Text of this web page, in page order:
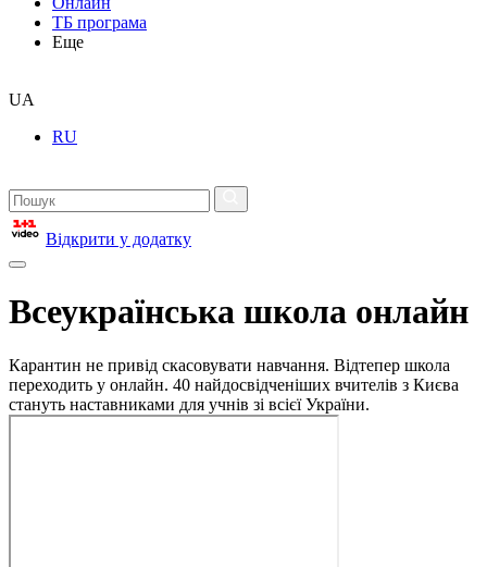
ТБ програма
Еще
UA
RU
Відкрити у додатку
Всеукраїнська школа онлайн
Карантин не привід скасовувати навчання. Відтепер школа
переходить у онлайн. 40 найдосвідченіших вчителів з Києва
стануть наставниками для учнів зі всієї України.